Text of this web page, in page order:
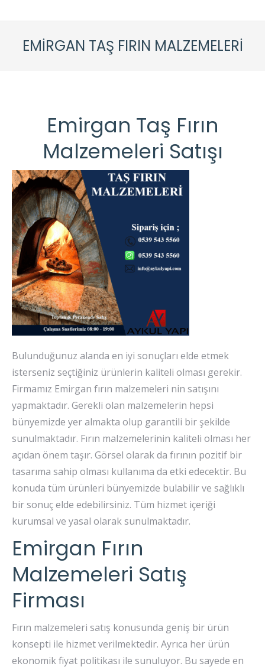
EMIRGAN TAŞ FIRIN MALZEMELERI
Emirgan Taş Fırın
Malzemeleri Satışı
Bulunduğunuz alanda en iyi sonuçları elde etmek
isterseniz seçtiğiniz ürünlerin kaliteli olması gerekir.
Firmamız Emirgan fırın malzemeleri nin satışını
yapmaktadır. Gerekli olan malzemelerin hepsi
bünyemizde yer almakta olup garantili bir şekilde
sunulmaktadır. Fırın malzemelerinin kaliteli olması her
açıdan önem taşır. Görsel olarak da fırının pozitif bir
tasarıma sahip olması kullanıma da etki edecektir. Bu
konuda tüm ürünleri bünyemizde bulabilir ve sağlıklı
bir sonuç elde edebilirsiniz. Tüm hizmet içeriği
kurumsal ve yasal olarak sunulmaktadır.
Emirgan Fırın
Malzemeleri Satış
Firması
Fırın malzemeleri satış konusunda geniş bir ürün
konsepti ile hizmet verilmektedir. Ayrıca her ürün
ekonomik fiyat politikası ile sunuluyor. Bu sayede en